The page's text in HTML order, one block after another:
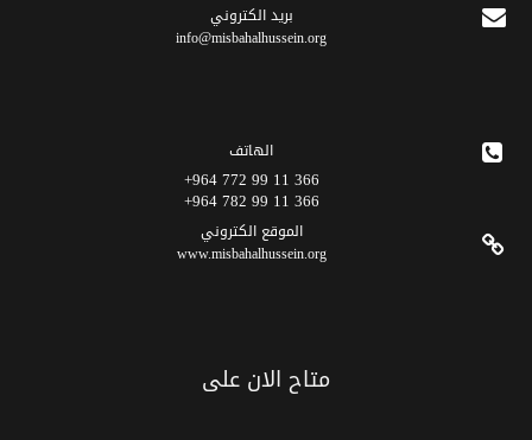
برید الکتروني
info@misbahalhussein.org
الهاتف
366 11 99 772 964+
366 11 99 782 964+
الموقع الکتروني
www.misbahalhussein.org
متاح الان على